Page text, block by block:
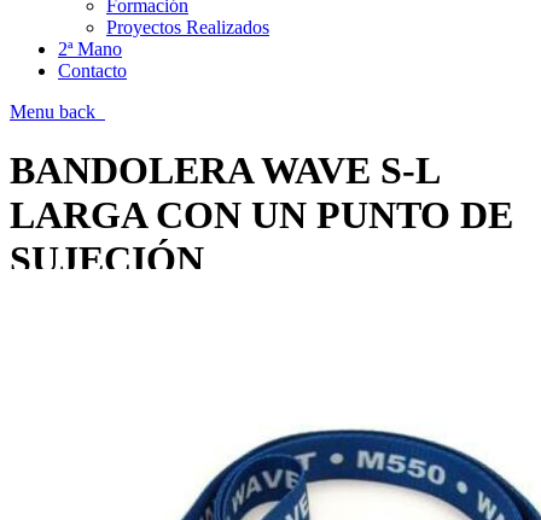
Formación
Proyectos Realizados
2ª Mano
Contacto
Menu back
BANDOLERA WAVE S-L
LARGA CON UN PUNTO DE
SUJECIÓN